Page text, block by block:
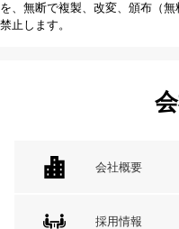
を、無断で複製、改変、頒布（
禁止します。
会社概要
採用情報